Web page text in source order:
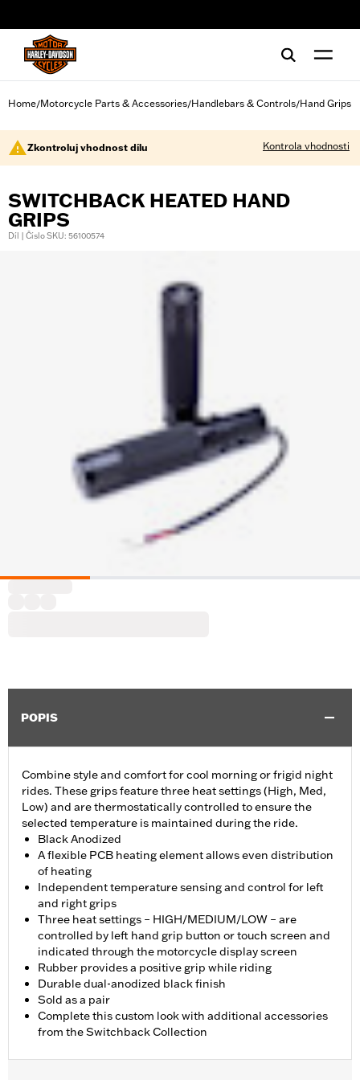
Home/Motorcycle Parts & Accessories/Handlebars & Controls/Hand Grips
Zkontroluj vhodnost dílu Kontrola vhodnosti
SWITCHBACK HEATED HAND
GRIPS
Díl | Číslo SKU: 56100574
POPIS
Combine style and comfort for cool morning or frigid night
rides. These grips feature three heat settings (High, Med,
Low) and are thermostatically controlled to ensure the
selected temperature is maintained during the ride.
Black Anodized
A flexible PCB heating element allows even distribution
of heating
Independent temperature sensing and control for left
and right grips
Three heat settings – HIGH/MEDIUM/LOW – are
controlled by left hand grip button or touch screen and
indicated through the motorcycle display screen
Rubber provides a positive grip while riding
Durable dual-anodized black finish
Sold as a pair
Complete this custom look with additional accessories
from the Switchback Collection